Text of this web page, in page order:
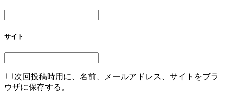
サイト
次回投稿時用に、名前、メールアドレス、サイトをブラ
ウザに保存する。